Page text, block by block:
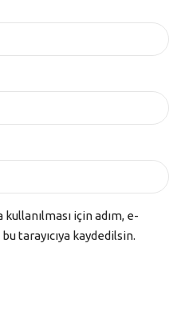
için adım, e-
tarayıcıya kaydedilsin.